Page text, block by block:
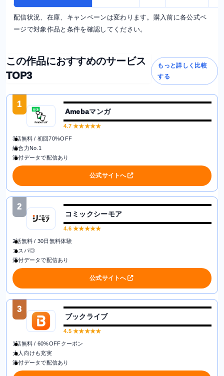
配信状況、在庫、キャンペーンは変わります。購入前に各公式ペ
ージで対象作品と条件を確認してください。
この作品におすすめのサービス
TOP3
もっと詳しく比較
する
1
Amebaマンガ
4.7★★★★★
3話無料 / 初回70%OFF
総合力No.1
添付データで配信あり
公式サイトへ
2
コミックシーモア
4.6★★★★★
2話無料 / 30日無料体験
コスパ◎
添付データで配信あり
公式サイトへ
3
ブックライブ
4.5★★★★★
1話無料 / 60%OFFクーポン
大人向けも充実
添付データで配信あり